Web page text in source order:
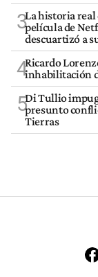
3La historia real
película de
descuartizó a
4Ricardo
inhabilitación
5Di Tullio
presunto
Tierras